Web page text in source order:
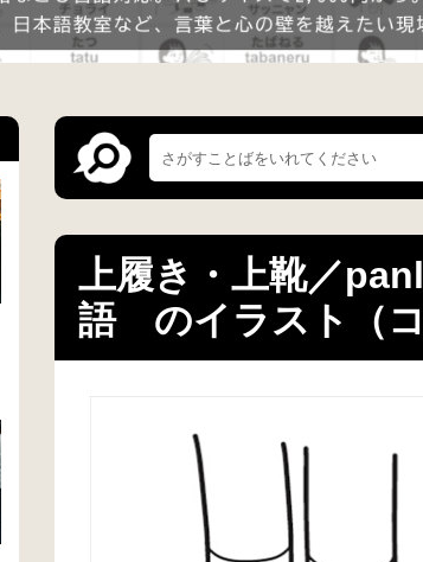
上履き・上靴／
語 のイラスト（コ